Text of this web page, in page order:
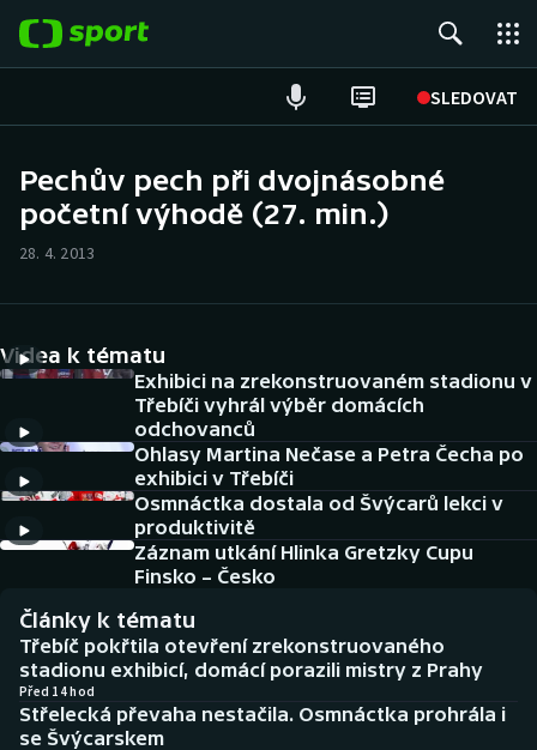
SLEDOVAT
Hokej
Cyklistika
DALŠÍ SPORTY
Americký fotbal
Baseball a softbal
Basketbal
Biatlon
Boby a skeleton
NEPŘEHLÉDNĚTE
Soutěže
Historické návraty
Aplikace ČT sport
AZ kvíz
Pechův pech při dvojnásobné
početní výhodě (27. min.)
28. 4. 2013
Videa k tématu
Exhibici na zrekonstruovaném stadionu v
Třebíči vyhrál výběr domácích
odchovanců
Ohlasy Martina Nečase a Petra Čecha po
exhibici v Třebíči
Osmnáctka dostala od Švýcarů lekci v
produktivitě
Záznam utkání Hlinka Gretzky Cupu
Finsko – Česko
Články k tématu
Třebíč pokřtila otevření zrekonstruovaného
stadionu exhibicí, domácí porazili mistry z Prahy
Před 14 hod
Střelecká převaha nestačila. Osmnáctka prohrála i
se Švýcarskem